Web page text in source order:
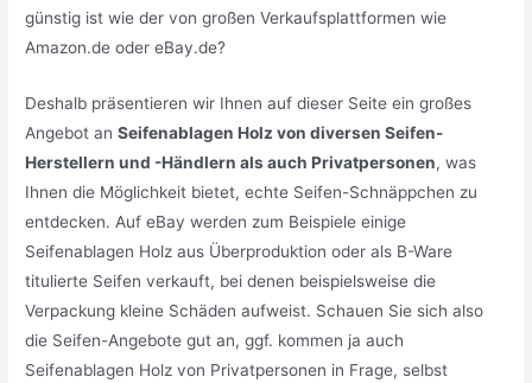
günstig ist wie der von großen Verkaufsplattformen wie
Amazon.de oder eBay.de?
Deshalb präsentieren wir Ihnen auf dieser Seite ein großes
Angebot anSeifenablagen Holz von diversen Seifen-
Herstellern und -Händlern als auch Privatpersonen, was
Ihnen die Möglichkeit bietet, echte Seifen-Schnäppchen zu
entdecken. Auf eBay werden zum Beispiele einige
Seifenablagen Holz aus Überproduktion oder als B-Ware
titulierte Seifen verkauft, bei denen beispielsweise die
Verpackung kleine Schäden aufweist. Schauen Sie sich also
die Seifen-Angebote gut an, ggf. kommen ja auch
Seifenablagen Holz von Privatpersonen in Frage, selbst